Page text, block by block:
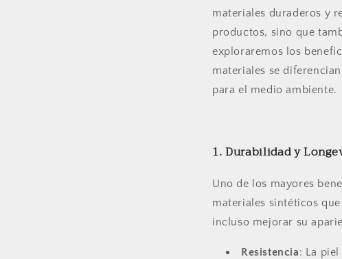
materiales duraderos y
productos, sino que
exploraremos los
materiales se
para el medio ambiente.
1. Durabilidad y
Uno de los mayores
materiales sintéticos
incluso mejorar su
Resistencia: La